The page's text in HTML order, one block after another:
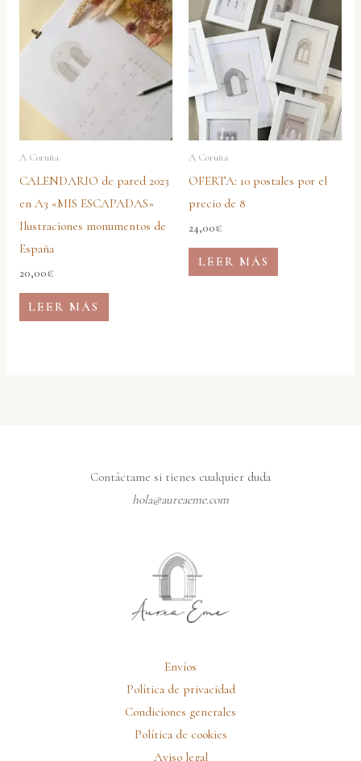
A Coruña
CALENDARIO de pared 2023
en A3 «MIS ESCAPADAS»
Ilustraciones monumentos de
España
20,00€
LEER MÁS
A Coruña
OFERTA: 10 postales por el
precio de 8
24,00€
LEER MÁS
Contáctame si tienes cualquier duda
hola@aureaeme.com
Envíos
Política de privacidad
Condiciones generales
Política de cookies
Aviso legal